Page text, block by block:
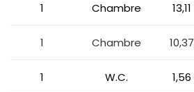
1 Chambre 13,11
1 Chambre 10,37
1 W.C. 1,56